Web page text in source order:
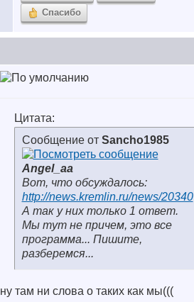
Спасибо
Цитата:
Сообщение от Sancho1985
Angel_aa
Вот, что обсуждалось:
http://news.kremlin.ru/news/20340
А так у них только 1 ответ.
Мы тут не причем, это все
программа... Пишите,
разберемся...
ну там ни слова о таких как мы(((